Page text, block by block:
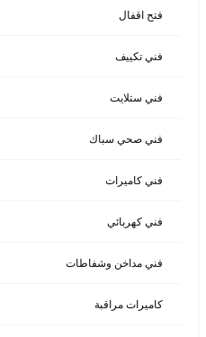
فتح اقفال
فني تكييف
فني ستلايت
فني صحي سباك
فني كاميرات
فني كهربائي
فني مداخن وشفاطات
كاميرات مراقبة